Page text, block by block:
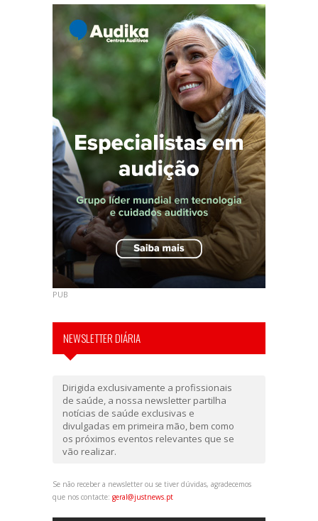
PUB
NEWSLETTER DIÁRIA
Dirigida exclusivamente a profissionais
de saúde, a nossa newsletter partilha
notícias de saúde exclusivas e
divulgadas em primeira mão, bem como
os próximos eventos relevantes que se
vão realizar.
Se não receber a newsletter ou se tiver dúvidas, agradecemos
que nos contacte: geral@justnews.pt